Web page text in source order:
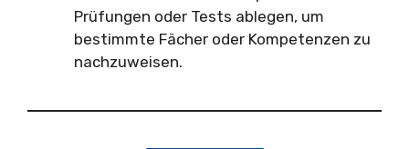
Prüfungen oder Tests ablegen, um
bestimmte Fächer oder Kompetenzen zu
nachzuweisen.